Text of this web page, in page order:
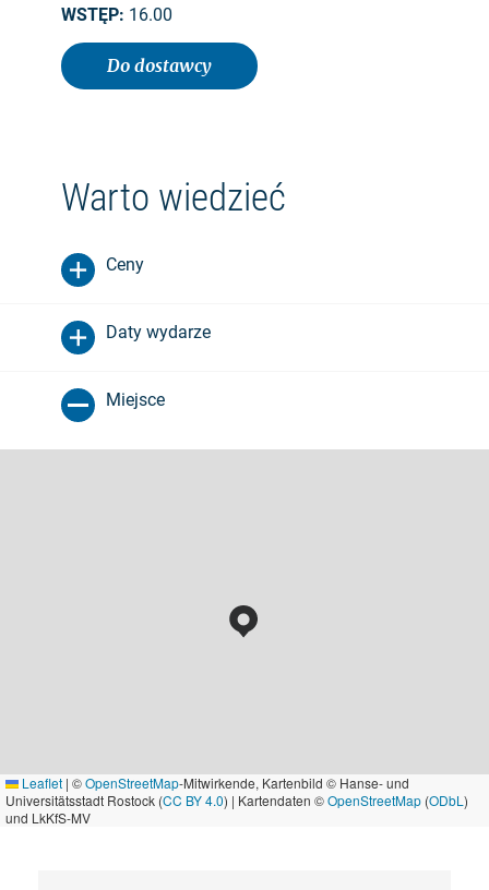
WSTĘP: 16.00
Do dostawcy
Warto wiedzieć
Ceny
Daty wydarze
Miejsce
Leaflet | ©OpenStreetMap-Mitwirkende, Kartenbild © Hanse- und
Universitätsstadt Rostock (CC BY 4.0) | Kartendaten ©OpenStreetMap (ODbL )
und LkKfS-MV